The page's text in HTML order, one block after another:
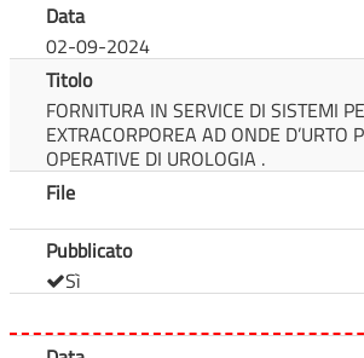
Data
02-09-2024
Titolo
FORNITURA IN SERVICE DI SISTEMI
EXTRACORPOREA AD ONDE D’URTO
OPERATIVE DI UROLOGIA .
File
Pubblicato
Sì